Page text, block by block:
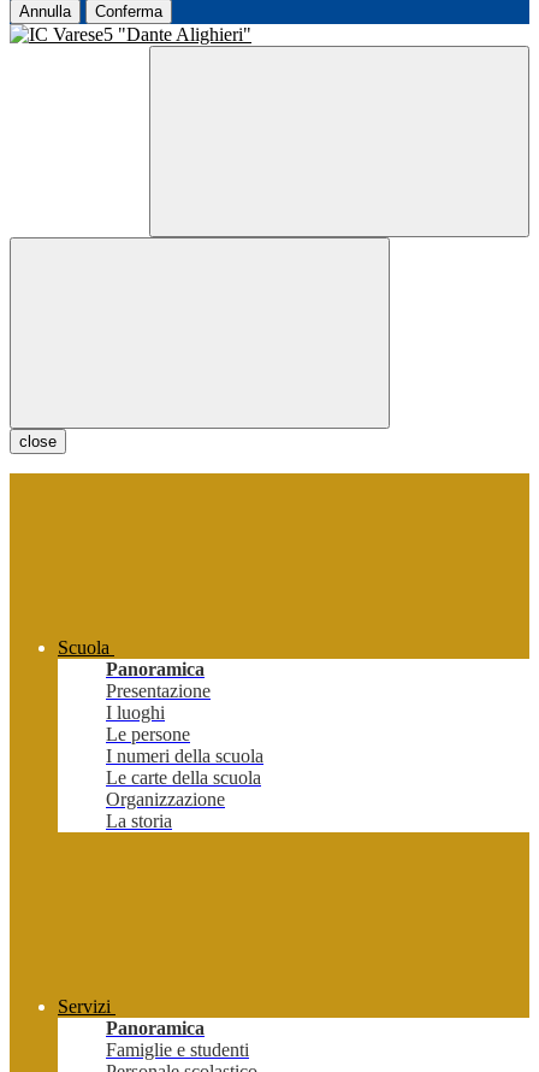
Annulla Conferma
close
Scuola
Panoramica
Presentazione
I luoghi
Le persone
I numeri della scuola
Le carte della scuola
Organizzazione
La storia
Servizi
Panoramica
Famiglie e studenti